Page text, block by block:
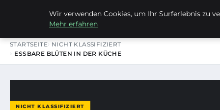
FRAUSUVI.DE
STARTSEITE NICHT KLASSIFIZIERT
ESSBARE BLÜTEN IN DER KÜCHE
NICHT KLASSIFIZIERT
Wir verwenden Cookies, um Ihr Surferlebnis zu
Mehr erfahren